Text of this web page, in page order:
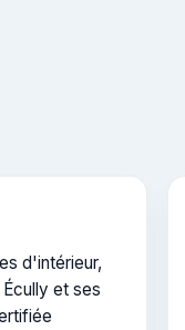
d'intérieur,
et ses